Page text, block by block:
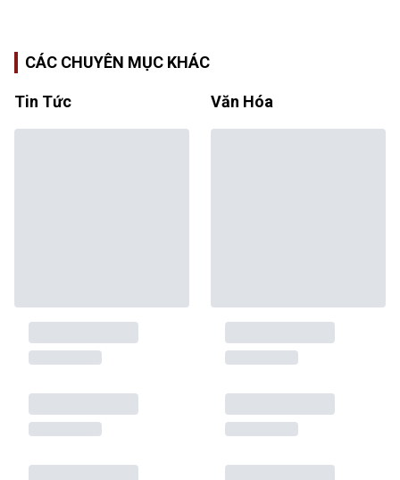
CÁC CHUYÊN MỤC KHÁC
Tin Tức Văn Hóa